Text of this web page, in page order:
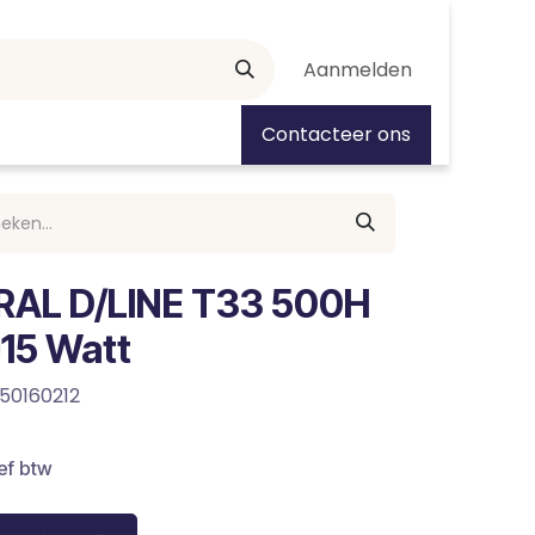
Aanmelden
Contacteer ons
D/LINE T33 500H
Watt
btw